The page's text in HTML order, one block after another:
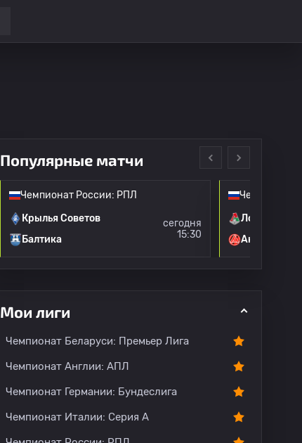
Популярные матчи
Чемпионат России: РПЛ
Крылья Советов
Балтика
сегодня
15:30
Чемпионат
Локомотив
Акрон
Мои лиги
Чемпионат Беларуси: Премьер Лига
Чемпионат Англии: АПЛ
Чемпионат Германии: Бундеслига
Чемпионат Италии: Серия А